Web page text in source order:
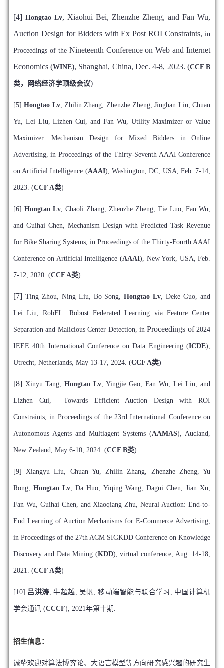
[4] Hongtao Lv, Xiaohui Bei, Zhenzhe Zheng, and Fan Wu,
Auction Design for Bidders with Ex Post ROI Constraints,in
Proceedings of the Nineteenth Conference on Web and Internet
Economics (WINE), Shanghai, China, Dec. 4-8, 2023. (CCF B
类，网络经济学顶级会议)
[5]Hongtao Lv, Zhilin Zhang, Zhenzhe Zheng, Jinghan Liu, Chuan
Yu, Lei Liu, Lizhen Cui, and Fan Wu, Utility Maximizer or Value
Maximizer: Mechanism Design for Mixed Bidders in Online
Advertising, in Proceedings of the Thirty-Seventh AAAI Conference
on Artificial Intelligence (AAAI), Washington, DC, USA, Feb. 7-14,
2023. (CCF A类)
[6] Hongtao Lv, Chaoli Zhang, Zhenzhe Zheng, Tie Luo, Fan Wu,
and Guihai Chen, Mechanism Design with Predicted Task Revenue
for Bike Sharing Systems, in Proceedings of the Thirty-Fourth AAAI
Conference on Artificial Intelligence (AAAI), New York, USA, Feb.
7-12, 2020. (CCF A类)
[7] Ting Zhou, Ning Liu, Bo Song,Hongtao Lv , Deke Guo, and
Lei Liu, RobFL: Robust Federated Learning via Feature Center
Separation and Malicious Center Detection, in Proceedings of2024
IEEE 40th International Conference on Data Engineering (ICDE),
Utrecht, Netherlands, May 13-17, 2024. (CCF A类)
[8] Xinyu Tang,Hongtao Lv, Yingjie Gao, Fan Wu, Lei Liu, and
Lizhen Cui, Towards Efficient Auction Design with ROI
Constraints, in Proceedings of the 23rd International Conference on
Autonomous Agents and Multiagent Systems (AAMAS), Aucland,
New Zealand, May 6-10, 2024. (CCF B类)
[9] Xiangyu Liu, Chuan Yu, Zhilin Zhang, Zhenzhe Zheng, Yu
Rong, Hongtao Lv , Da Huo, Yiqing Wang, Dagui Chen, Jian Xu,
Fan Wu, Guihai Chen, and Xiaoqiang Zhu, Neural Auction: End-to-
End Learning of Auction Mechanisms for E-Commerce Advertising,
in Proceedings of the 27th ACM SIGKDD Conference on Knowledge
Discovery and Data Mining (KDD), virtual conference, Aug. 14-18,
2021. (CCF A类)
[10] 吕洪涛 , 牛超越, 吴帆, 移动端智能与联合学习, 中国计算机
学会通讯 (CCCF), 2021年第十期.
招生信息：
诚挚欢迎对算法博弈论、大语言模型等方向研究感兴趣的研究生